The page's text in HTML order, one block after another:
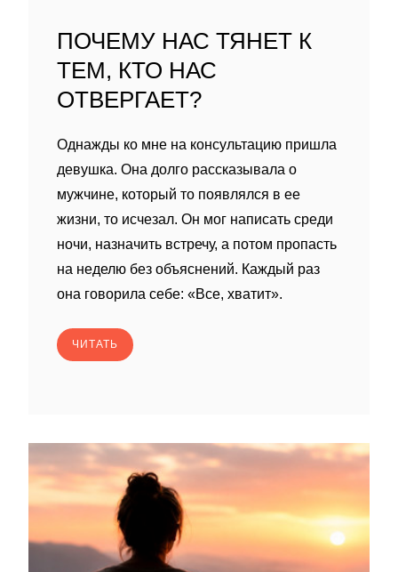
ПОЧЕМУ НАС ТЯНЕТ К
ТЕМ, КТО НАС
ОТВЕРГАЕТ?
Однажды ко мне на консультацию пришла
девушка. Она долго рассказывала о
мужчине, который то появлялся в ее
жизни, то исчезал. Он мог написать среди
ночи, назначить встречу, а потом пропасть
на неделю без объяснений. Каждый раз
она говорила себе: «Все, хватит».
ЧИТАТЬ